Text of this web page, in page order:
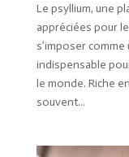
Le psyllium, une
appréciées pour
s’imposer
indispensable
le monde. Riche
souvent...